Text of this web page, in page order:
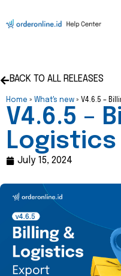
BACK TO ALL RELEASES
Home » What's new » V4.6.5 –
V4.6.5 –
July 15, 2024